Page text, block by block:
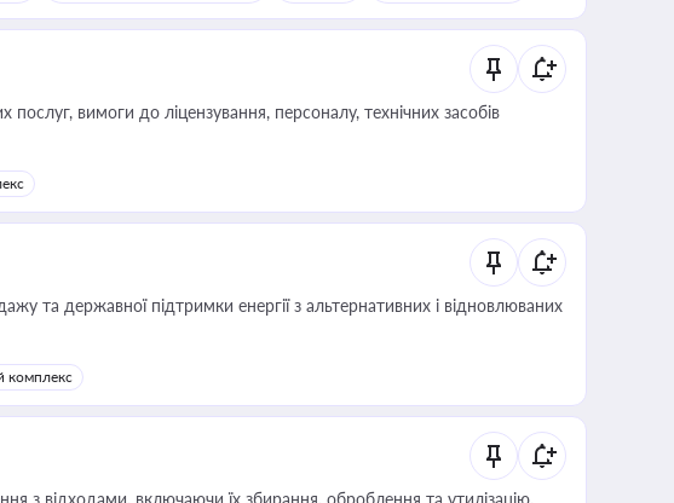
вимоги до ліцензування, персоналу, технічних засобів
та державної підтримки енергії з альтернативних і відновлюваних
комплекс
з відходами, включаючи їх збирання, оброблення та утилізацію,